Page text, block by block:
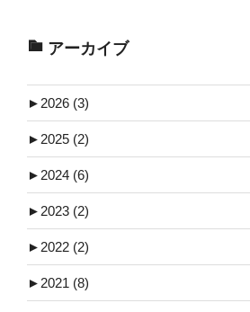
アーカイブ
► 2026 (3)
► 2025 (2)
► 2024 (6)
► 2023 (2)
► 2022 (2)
► 2021 (8)